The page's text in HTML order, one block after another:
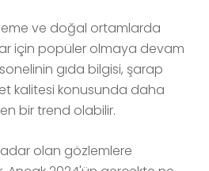
ve doğal ortamlarda
için popüler olmaya devam
gıda bilgisi, şarap
kalitesi konusunda daha
bir trend olabilir.
olan gözlemlere